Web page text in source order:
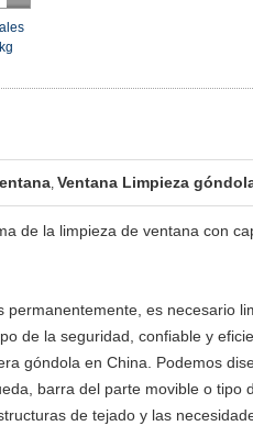
, Ventana Limpieza
de la limpieza de ventana con
es necesario
de la seguridad, confiable y
góndola en China. Podemos
barra del parte movible o tipo
de tejado y las